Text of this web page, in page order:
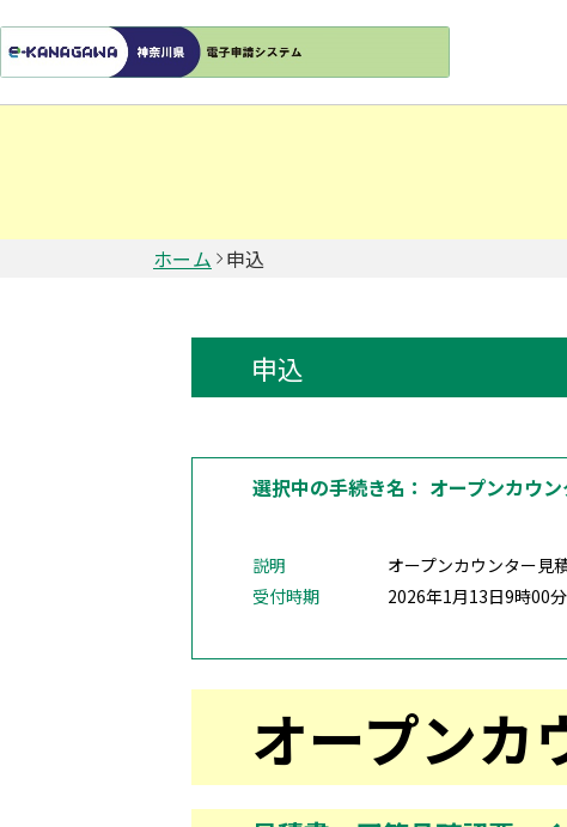
ホーム 申込
申込
選択中の手続き名： オープンカウ
説明
オープンカウンター見
受付時期
2026年1月13日9時00
オープンカ